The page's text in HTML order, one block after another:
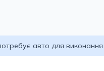
авто для